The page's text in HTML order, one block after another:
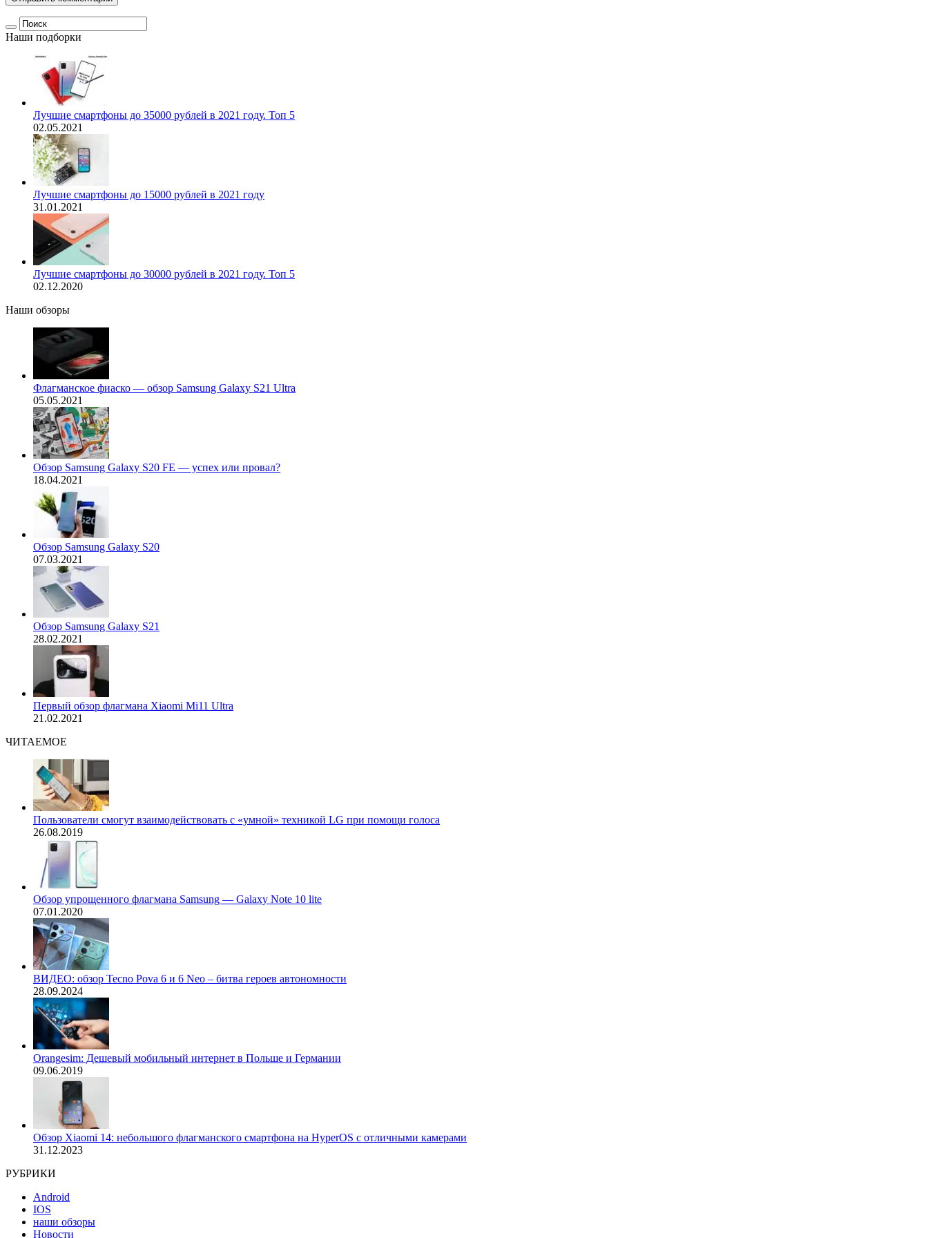
Наши подборки
Лучшие смартфоны до 35000 рублей в 2021 году. Топ 5
02.05.2021
Лучшие смартфоны до 15000 рублей в 2021 году
31.01.2021
Лучшие смартфоны до 30000 рублей в 2021 году. Топ 5
02.12.2020
Наши обзоры
Флагманское фиаско — обзор Samsung Galaxy S21 Ultra
05.05.2021
Обзор Samsung Galaxy S20 FE — успех или провал?
18.04.2021
Обзор Samsung Galaxy S20
07.03.2021
Обзор Samsung Galaxy S21
28.02.2021
Первый обзор флагмана Xiaomi Mi11 Ultra
21.02.2021
ЧИТАЕМОЕ
Пользователи смогут взаимодействовать с «умной» техникой LG при помощи голоса
26.08.2019
Обзор упрощенного флагмана Samsung — Galaxy Note 10 lite
07.01.2020
ВИДЕО: обзор Tecno Pova 6 и 6 Neo – битва героев автономности
28.09.2024
Orangesim: Дешевый мобильный интернет в Польше и Германии
09.06.2019
Обзор Xiaomi 14: небольшого флагманского смартфона на HyperOS с отличными камерами
31.12.2023
РУБРИКИ
Android
IOS
наши обзоры
Новости